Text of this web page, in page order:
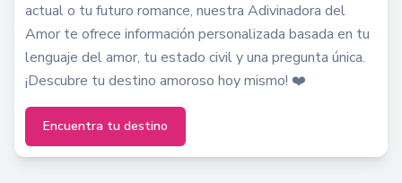
actual o tu futuro romance, nuestra Adivinadora del
Amor te ofrece información personalizada basada en tu
lenguaje del amor, tu estado civil y una pregunta única.
¡Descubre tu destino amoroso hoy mismo! ❤️
Encuentra tu destino